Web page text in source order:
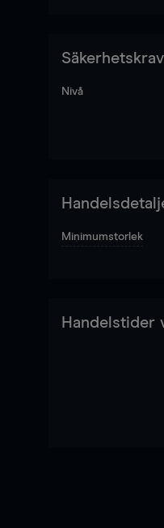
Säkerhetskrav
Nivå
Minimumstorlek
Handelstider